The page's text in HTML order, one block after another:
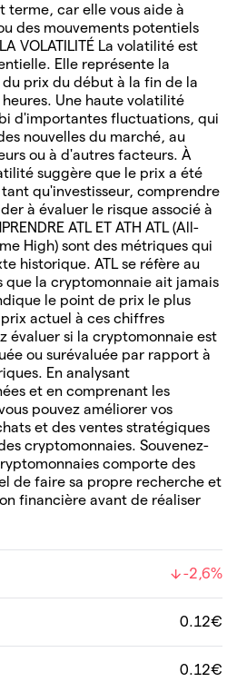
terme, car elle vous aide à
des mouvements potentiels
VOLATILITÉ La volatilité est
Elle représente la
prix du début à la fin de la
Une haute volatilité
d'importantes fluctuations, qui
nouvelles du marché, au
ou à d'autres facteurs. À
suggère que le prix a été
qu'investisseur, comprendre
à évaluer le risque associé à
ATL ET ATH ATL (All-
High) sont des métriques qui
historique. ATL se réfère au
que la cryptomonnaie ait jamais
le point de prix le plus
actuel à ces chiffres
évaluer si la cryptomonnaie est
ou surévaluée par rapport à
En analysant
et en comprenant les
pouvez améliorer vos
et des ventes stratégiques
cryptomonnaies. Souvenez-
comporte des
de faire sa propre recherche et
financière avant de réaliser
-2,6%
0.12€
0.12€